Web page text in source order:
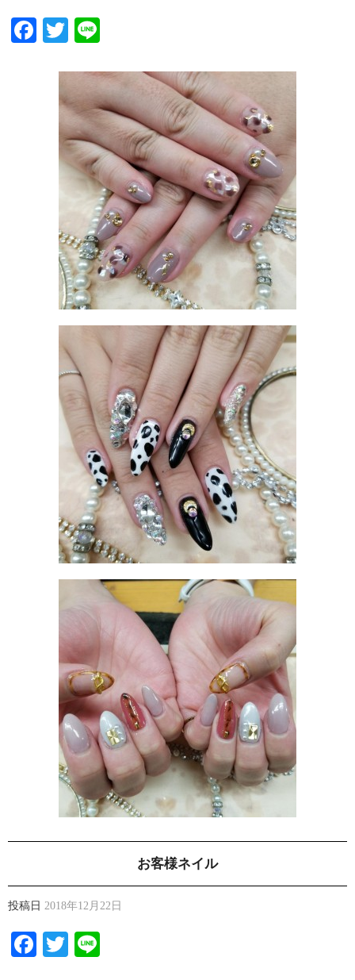
Facebook
Twitter
お客様ネイル
投稿日 2018年12月22日
Facebook
Twitter